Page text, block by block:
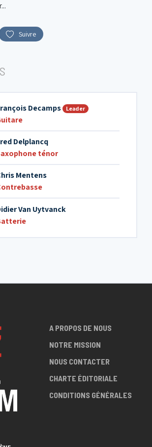
Suivre
Decamps Leader
Delplancq
ténor
Mentens
Van Uytvanck
A PROPOS DE NOUS
NOTRE MISSION
NOUS CONTACTER
CHARTE ÉDITORIALE
CONDITIONS GÉNÉRALES